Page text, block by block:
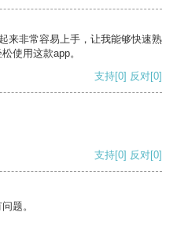
来非常容易上手，让我能够快速熟
使用这款app。
支持[0] 反对[0]
支持[0] 反对[0]
题。